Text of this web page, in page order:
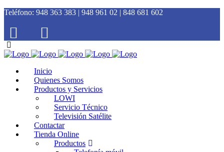
Teléfono: 948 363 383 | 948 961 02 | 848 681 602
Inicio
Quienes Somos
Productos y Servicios
LOWI
Servicio Técnico
Televisión Satélite
Contactar
Tienda Online
Productos